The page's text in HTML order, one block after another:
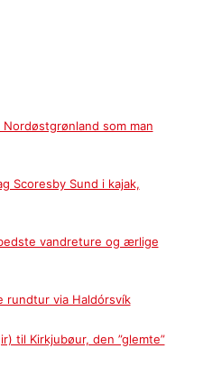
som man
Scoresby Sund i kajak,
vandreture og ærlige
rundtur via Haldórsvík
til Kirkjubøur, den ”glemte”